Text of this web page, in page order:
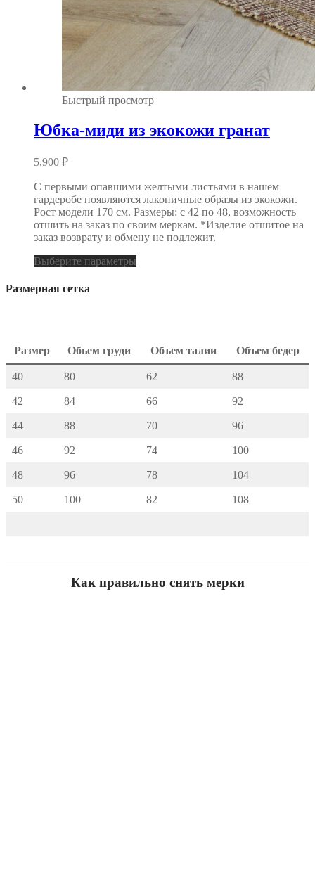
Быстрый просмотр
Юбка-миди из экокожи гранат
5,900 ₽
С первыми опавшими желтыми листьями в нашем
гардеробе появляются лаконичные образы из экокожи.
Рост модели 170 см. Размеры: с 42 по 48, возможность
отшить на заказ по своим меркам. *Изделие отшитое на
заказ возврату и обмену не подлежит.
Выберите параметры
Размерная сетка
Размер Обьем груди Объем талии Объем бедер
40 80 62 88
42 84 66 92
44 88 70 96
46 92 74 100
48 96 78 104
50 100 82 108
Как правильно снять мерки